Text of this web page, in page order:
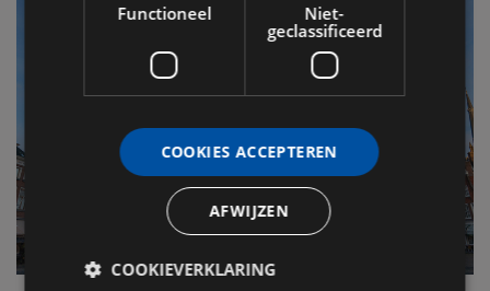
Functioneel
Niet-
geclassificeerd
COOKIES ACCEPTEREN
AFWIJZEN
COOKIEVERKLARING